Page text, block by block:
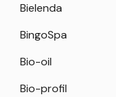
Bielenda
BingoSpa
Bio-oil
Bio-profil